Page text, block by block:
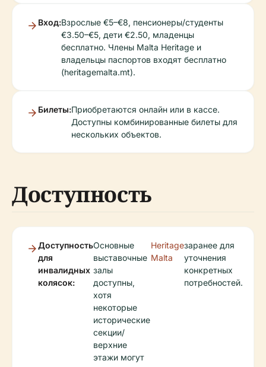
Вход:Взрослые €5–€8, пенсионеры/студенты
€3.50–€5, дети €2.50, младенцы
бесплатно. Члены Malta Heritage и
владельцы паспортов входят бесплатно
(heritagemalta.mt).
Билеты:Приобретаются онлайн или в кассе.
Доступны комбинированные билеты для
нескольких объектов.
Доступность
Доступность
для
инвалидных
колясок:
Основные
выставочные
залы
доступны,
хотя
некоторые
исторические
секции/
верхние
этажи могут
Heritage
Malta
заранее для
уточнения
конкретных
потребностей.